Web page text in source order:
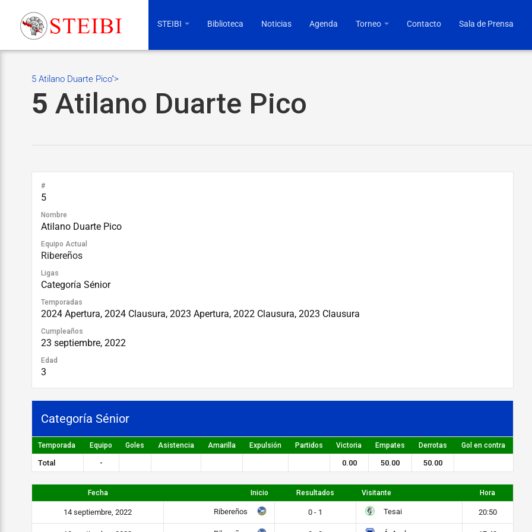
STEIBI Biblioteca Noticias Agenda Torneo Contacto Sala de Prensa
5 Atilano Duarte Pico">
5 Atilano Duarte Pico
#
5
Nombre
Atilano Duarte Pico
Equipo Actual
Ribereños
Ligas
Categoría Sénior
Temporadas
2024 Apertura, 2024 Clausura, 2023 Apertura, 2022 Clausura, 2023 Clausura
Cumpleaños
23 septiembre, 2022
Edad
3
Categoría Sénior
Temporada Equipo Goles Asistencia Amarilla Expulsión Partidos Victoria Empates Derrotas Gol en contra
Total - 0.00 50.00 50.00
Fecha Inicio Resultados Visitante Hora
14 septiembre, 2022 Ribereños 0 - 1 Tesai 20:50